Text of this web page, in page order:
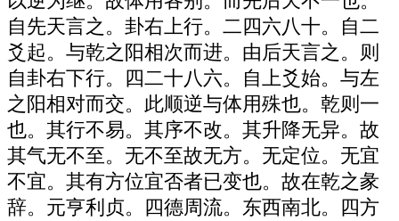
自先天言之。卦右上行。二四六八十。自二
爻起。与乾之阳相次而进。由后天言之。则
自卦右下行。四二十八六。自上爻始。与左
之阳相对而交。此顺逆与体用殊也。乾则一
也。其行不易。其序不改。其升降无异。故
其气无不至。无不至故无方。无定位。无宜
不宜。其有方位宜否者已变也。故在乾之彖
辞。元亨利贞。四德周流。东西南北。四方